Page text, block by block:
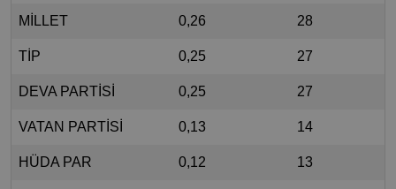
MİLLET 0,26 28
TİP 0,25 27
DEVA PARTİSİ 0,25 27
VATAN PARTİSİ 0,13 14
HÜDA PAR 0,12 13